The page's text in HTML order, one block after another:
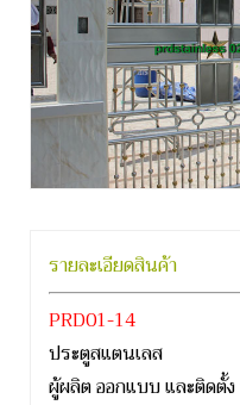
รายละเอียดสินค้า
PRD01-14
ประตูสแตนเลส
ผู้ผลิต ออกแบบ และติดตั้